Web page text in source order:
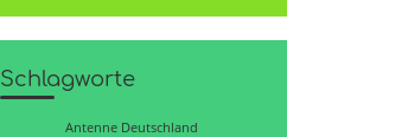
Schlagworte
Antenne Deutschland